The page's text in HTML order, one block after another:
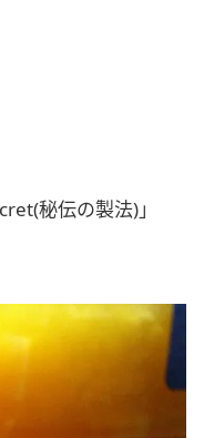
秘伝の製法)」